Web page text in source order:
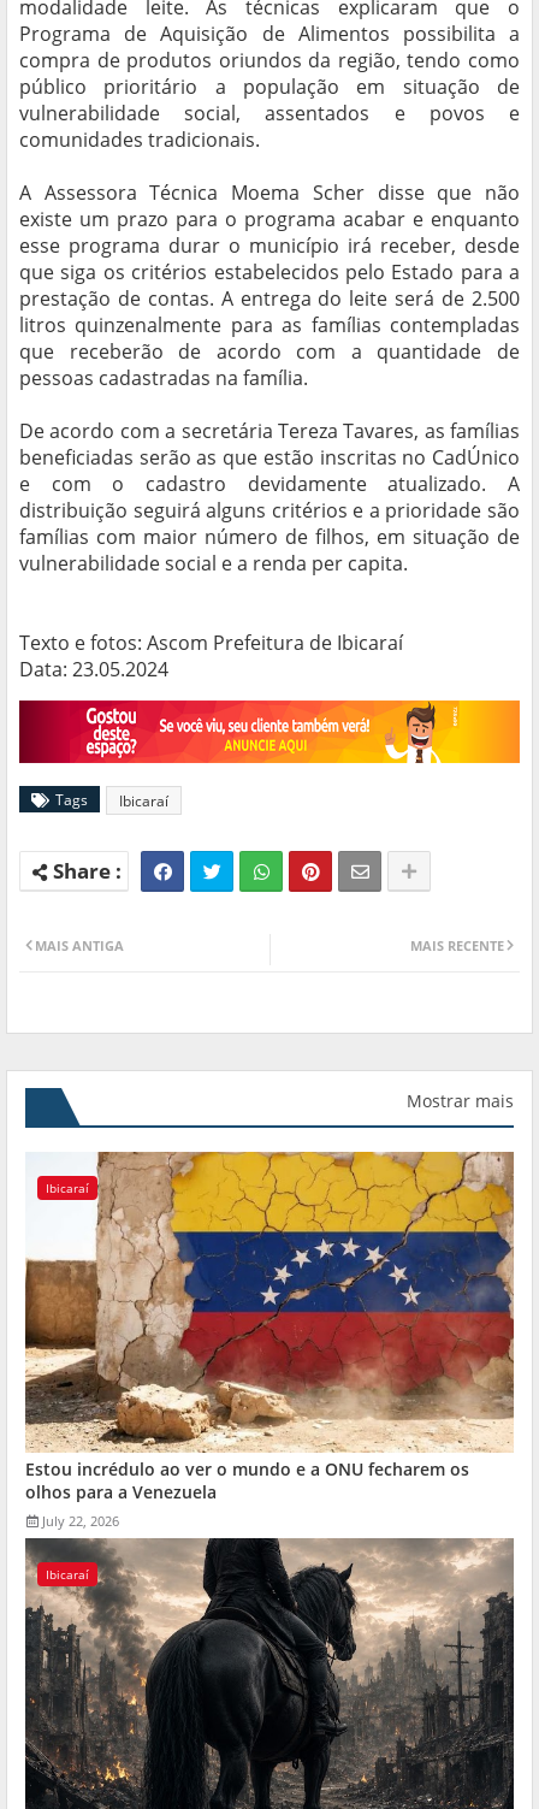
modalidade leite. As técnicas explicaram que o
Programa de Aquisição de Alimentos possibilita a
compra de produtos oriundos da região, tendo como
público prioritário a população em situação de
vulnerabilidade social, assentados e povos e
comunidades tradicionais.
A Assessora Técnica Moema Scher disse que não
existe um prazo para o programa acabar e enquanto
esse programa durar o município irá receber, desde
que siga os critérios estabelecidos pelo Estado para a
prestação de contas. A entrega do leite será de 2.500
litros quinzenalmente para as famílias contempladas
que receberão de acordo com a quantidade de
pessoas cadastradas na família.
De acordo com a secretária Tereza Tavares, as famílias
beneficiadas serão as que estão inscritas no CadÚnico
e com o cadastro devidamente atualizado. A
distribuição seguirá alguns critérios e a prioridade são
famílias com maior número de filhos, em situação de
vulnerabilidade social e a renda per capita.
Texto e fotos: Ascom Prefeitura de Ibicaraí
Data: 23.05.2024
Tags Ibicaraí
MAIS RECENTE
MAIS ANTIGA
Mostrar mais
Ibicaraí
Estou incrédulo ao ver o mundo e a ONU fecharem os
olhos para a Venezuela
July 22, 2026
Ibicaraí